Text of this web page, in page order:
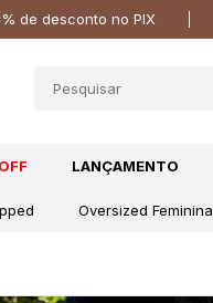
de desconto no PIX
LANÇAMENTO
Oversized Feminina